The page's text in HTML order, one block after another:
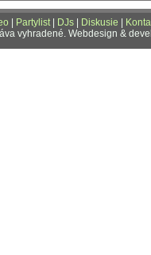
Partylist| DJs Diskusie
vyhradené. Webdesign &